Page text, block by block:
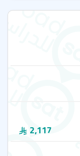
2,117